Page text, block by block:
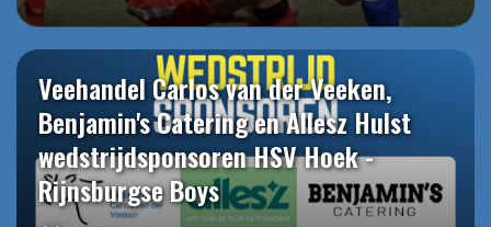
Veehandel Carlos van der Veeken,
Benjamin's Catering en Allesz Hulst
wedstrijdsponsoren HSV Hoek -
Rijnsburgse Boys